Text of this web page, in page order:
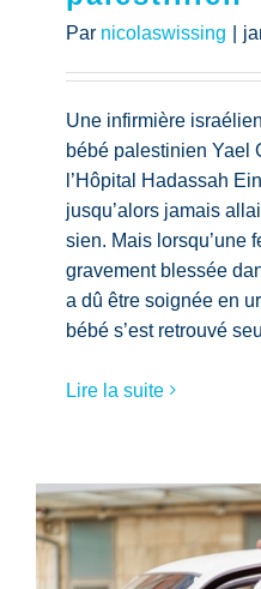
Par nicolaswissing
Une infirmière
bébé palestinien Yael
l’Hôpital Hadassah
jusqu’alors jamais
sien. Mais lorsqu’une
gravement blessée
a dû être soignée en
bébé s’est retrouvé
Lire la suite